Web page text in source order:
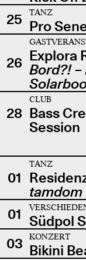
25
TANZ
Pro
26 Explora
Bord?!
28
CLUB
Bass
Session
01
TANZ
tamdom
01 Südpol
03
KONZERT
Bikini